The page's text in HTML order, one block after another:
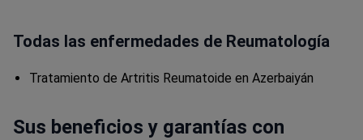
Todas las enfermedades de Reumatología
Tratamiento de Artritis Reumatoide en Azerbaiyán
Sus beneficios y garantías con